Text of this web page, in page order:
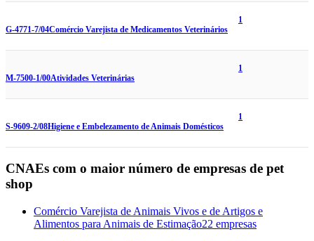
G-4771-7/04Comércio Varejista de Medicamentos Veterinários
1
M-7500-1/00Atividades Veterinárias
1
S-9609-2/08Higiene e Embelezamento de Animais Domésticos
1
CNAEs com o maior número de empresas de pet
shop
Comércio Varejista de Animais Vivos e de Artigos e
Alimentos para Animais de Estimação22 empresas